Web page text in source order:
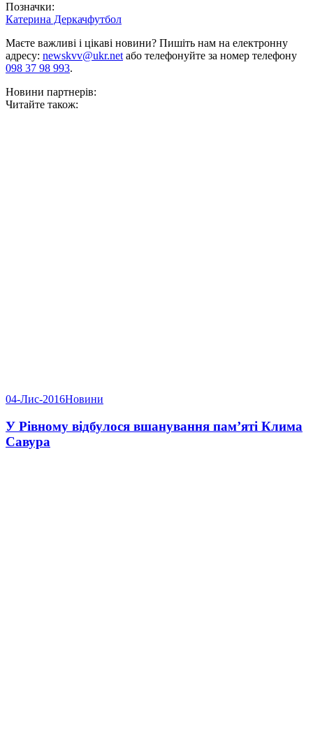
Позначки:
Катерина Деркачфутбол
Маєте важливі і цікаві новини? Пишіть нам на електронну
адресу: newskvv@ukr.netабо телефонуйте за номер телефону
098 37 98 993.
Новини партнерів:
Читайте також:
04-Лис-2016Новини
У Рівному відбулося вшанування пам’яті Клима
Савура